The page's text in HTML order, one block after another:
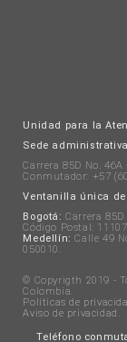
Unidad para la
Sede
Carrera 85D No.
Conmutador: +57
Ventanilla única
Bogotá: Carrera
Código Postal:
Medellín: Calle 49
050010.
© Copyrigth 2019 -
Colombia.
Políticas de
Aviso de privacidad .
Teléfono